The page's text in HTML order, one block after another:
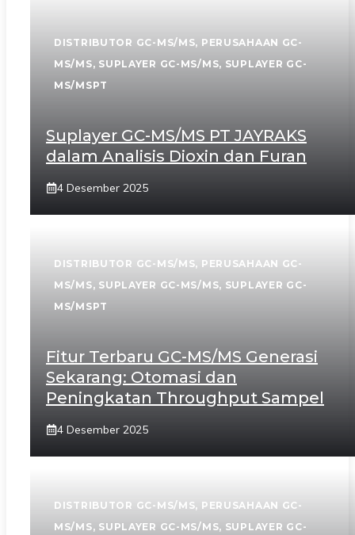
DISTRIBUTOR GC-MS/MS, PERUSAHAAN GC-
MS/MS, SUPLAYER GC-MS/MS, SUPLAYER GC-
MS/MSPT
Suplayer GC-MS/MS PT JAYRAKS
dalam Analisis Dioxin dan Furan
4 Desember 2025
DISTRIBUTOR GC-MS/MS, PERUSAHAAN GC-
MS/MS, SUPLAYER GC-MS/MS, SUPLAYER GC-
MS/MSPT
Fitur Terbaru GC-MS/MS Generasi
Sekarang: Otomasi dan
Peningkatan Throughput Sampel
4 Desember 2025
DISTRIBUTOR GC-MS/MS, PERUSAHAAN GC-
MS/MS, SUPLAYER GC-MS/MS, SUPLAYER GC-